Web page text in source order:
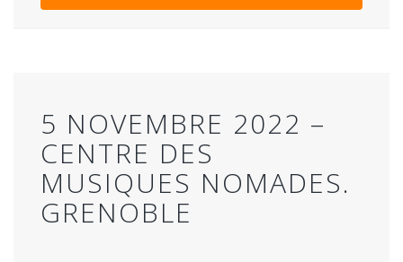
5 NOVEMBRE 2022 –
CENTRE DES
MUSIQUES NOMADES.
GRENOBLE